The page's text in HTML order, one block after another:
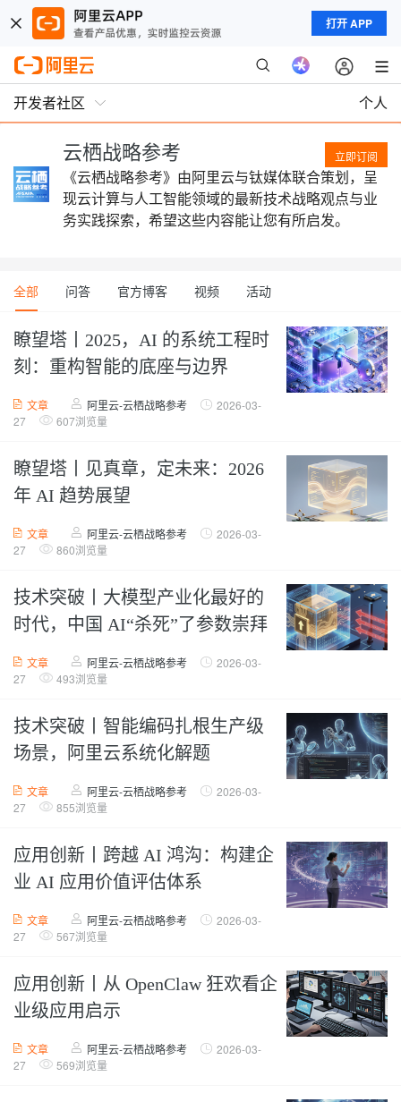
打开 APP
开发者社区 个人
云栖战略参考
《云栖战略参考》由阿里云与钛媒体联合策划，呈
现云计算与人工智能领域的最新技术战略观点与业
务实践探索，希望这些内容能让您有所启发。
立即订阅
全部 问答 官方博客 视频 活动
瞭望塔丨2025，AI 的系统工程时
刻：重构智能的底座与边界
文章 阿里云-云栖战略参考
2026-03-
27
607浏览量
瞭望塔丨见真章，定未来：2026
年 AI 趋势展望
文章 阿里云-云栖战略参考
2026-03-
27
860浏览量
技术突破丨大模型产业化最好的
时代，中国 AI“杀死”了参数崇拜
文章 阿里云-云栖战略参考
2026-03-
27
493浏览量
技术突破丨智能编码扎根生产级
场景，阿里云系统化解题
文章 阿里云-云栖战略参考
2026-03-
27
855浏览量
应用创新丨跨越 AI 鸿沟：构建企
业 AI 应用价值评估体系
文章 阿里云-云栖战略参考
2026-03-
27
567浏览量
应用创新丨从 OpenClaw 狂欢看企
业级应用启示
文章 阿里云-云栖战略参考
2026-03-
27
569浏览量